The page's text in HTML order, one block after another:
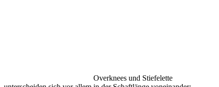
Overknees und Stiefelette